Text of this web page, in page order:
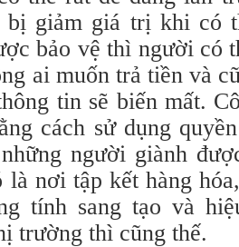
bị giảm giá trị khi có
bảo vệ thì người có
ai muốn trả tiền và
tin sẽ biến mất.
cách sử dụng
người giành
là nơi tập kết hàng
tính sang tạo và
trường thì cũng thế.